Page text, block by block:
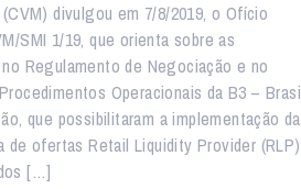
divulgou em 7/8/2019, o Ofício
SMI 1/19, que orienta sobre as
Regulamento de Negociação e no
Operacionais da B3 –
que possibilitaram a implementação da
de ofertas Retail Liquidity Provider (RLP)
[…]